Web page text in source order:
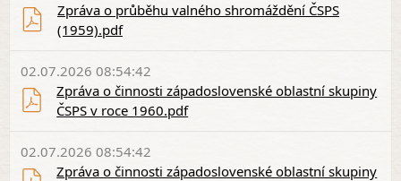
Zpráva o průběhu valného shromáždění ČSPS
(1959).pdf
Zpráva o činnosti západoslovenské oblastní skupiny
ČSPS v roce 1960.pdf
02.07.2026 08:54:42
Zpráva o činnosti západoslovenské oblastní skupiny
02.07.2026 08:54:42